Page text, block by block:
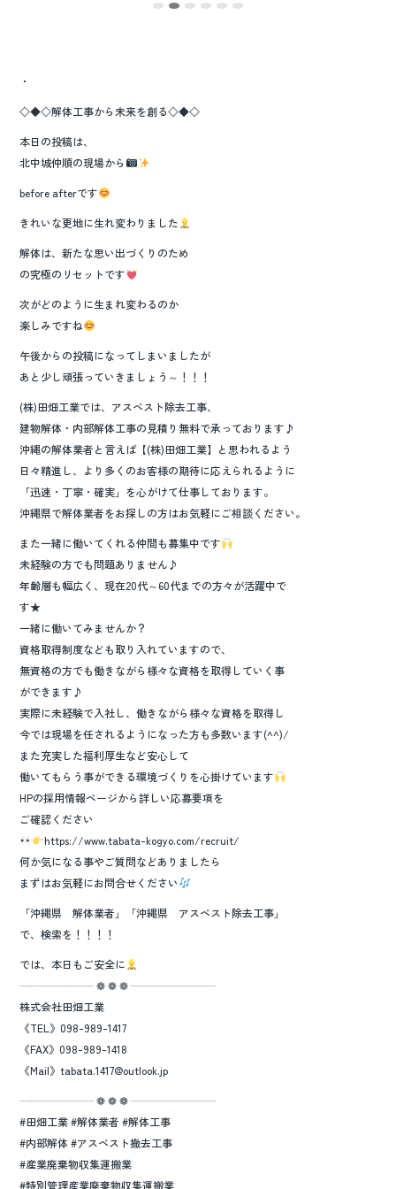
・
◇◆◇解体工事から未来を創る◇◆◇
本日の投稿は、
北中城仲順の現場から
before afterです
きれいな更地に生れ変わりました
解体は、新たな思い出づくりのため
の究極のリセットです
次がどのように生まれ変わるのか
楽しみですね
午後からの投稿になってしまいましたが
あと少し頑張っていきましょう～！！！
(株)田畑工業では、アスベスト除去工事、
建物解体・内部解体工事の見積り無料で承っております♪
沖縄の解体業者と言えば【(株)田畑工業】と思われるよう
日々精進し、より多くのお客様の期待に応えられるように
「迅速・丁寧・確実」を心がけて仕事しております。
沖縄県で解体業者をお探しの方はお気軽にご相談ください。
また一緒に働いてくれる仲間も募集中です
未経験の方でも問題ありません♪
年齢層も幅広く、現在20代～60代までの方々が活躍中で
す★
一緒に働いてみませんか？
資格取得制度なども取り入れていますので、
無資格の方でも働きながら様々な資格を取得していく事
ができます♪
実際に未経験で入社し、働きながら様々な資格を取得し
今では現場を任されるようになった方も多数います(^^)/
また充実した福利厚生など安心して
働いてもらう事ができる環境づくりを心掛けています
HPの採用情報ページから詳しい応募要項を
ご確認ください
https://www.tabata-kogyo.com/recruit/
何か気になる事やご質問などありましたら
まずはお気軽にお問合せください
「沖縄県 解体業者」「沖縄県 アスベスト除去工事」
で、検索を！！！！
では、本日もご安全に
┈┈┈┈┈┈┈ ❁ ❁ ❁ ┈┈┈┈┈┈┈┈
株式会社田畑工業
《TEL》098-989-1417
《FAX》098-989-1418
《Mail》tabata.1417@outlook.jp
┈┈┈┈┈┈┈ ❁ ❁ ❁ ┈┈┈┈┈┈┈┈
#田畑工業 #解体業者 #解体工事
#内部解体 #アスベスト撤去工事
#産業廃棄物収集運搬業
#特別管理産業廃棄物収集運搬業